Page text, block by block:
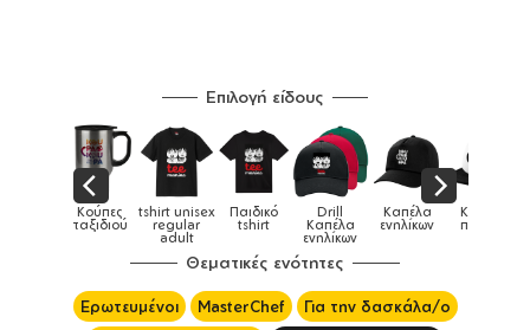
Επιλογή είδους
Παιδικό
tshirt
Drill
Καπέλα
ενηλίκων
Καπέλα
ενηλίκων
Καπέλα
παιδικά Κούπες Κούπες
ειδικές
Θεματικές ενότητες
Ερωτευμένοι MasterChef
Για την δασκάλα/ο